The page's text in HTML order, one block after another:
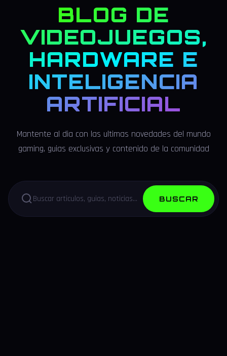
BLOG DE
VIDEOJUEGOS,
HARDWARE E
INTELIGENCIA
ARTIFICIAL
Mantente al dia con las ultimas novedades del mundo
gaming, guias exclusivas y contenido de la comunidad
BUSCAR